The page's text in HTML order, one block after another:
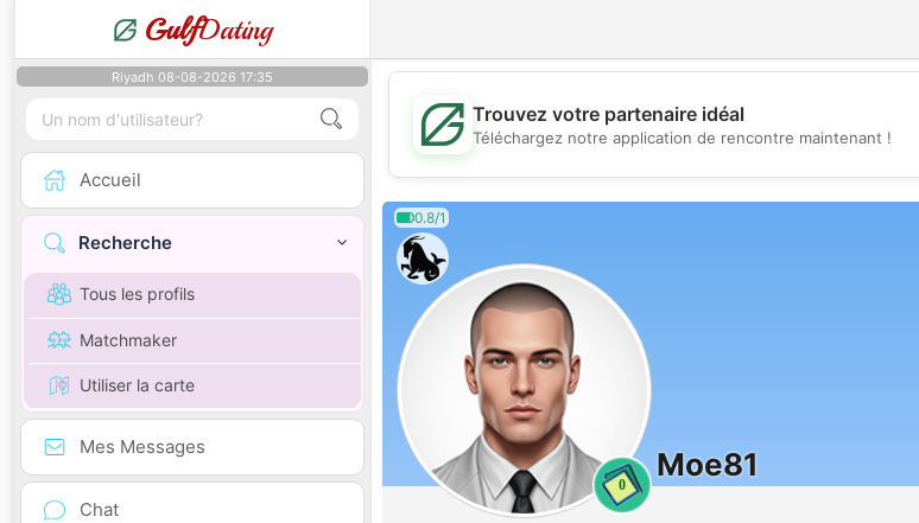
GulfDating
Riyadh 08-08-2026 17:35
Accueil
Recherche
Tous les profils
Matchmaker
Utiliser la carte
Mes Messages
Chat
💖
Trouvez votre partenaire idéal
Téléchargez notre application de rencontre maintenant !
0.8/1
0
Moe81